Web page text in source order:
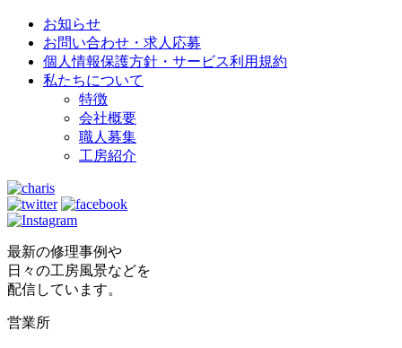
お知らせ
お問い合わせ・求人応募
個人情報保護方針・サービス利用規約
私たちについて
特徴
会社概要
職人募集
工房紹介
最新の修理事例や
日々の工房風景などを
配信しています。
営業所